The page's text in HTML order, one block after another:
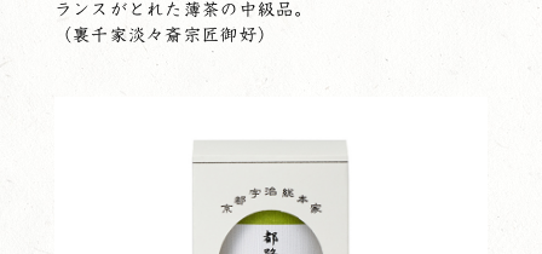
ランスがとれた薄茶の中級品。
（裏千家淡々斎宗匠御好）